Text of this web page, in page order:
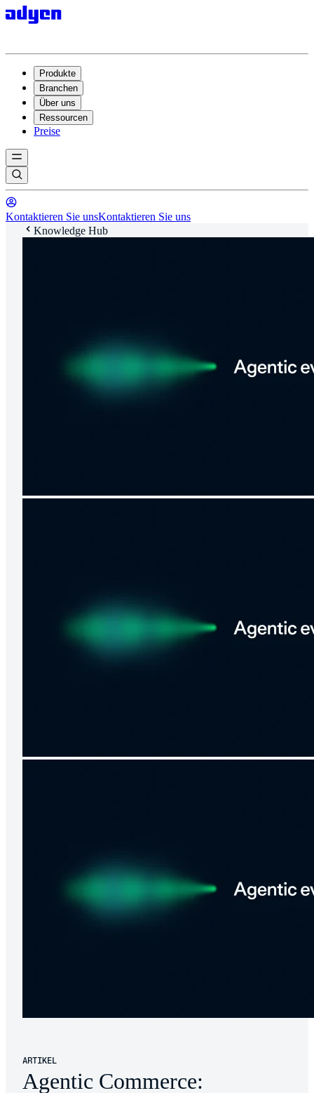
Produkte
Branchen
Über uns
Ressourcen
Preise
Kontaktieren Sie unsKontaktieren Sie uns
Knowledge Hub
ARTIKEL
Agentic Commerce: